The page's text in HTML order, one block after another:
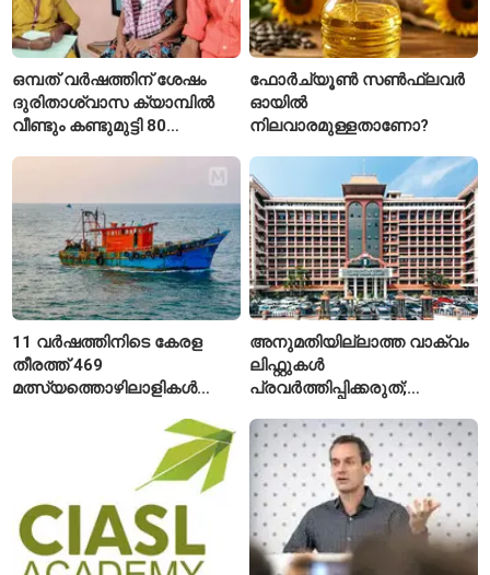
ഒമ്പത് വർഷത്തിന് ശേഷം
ദുരിതാശ്വാസ ക്യാമ്പിൽ
വീണ്ടും കണ്ടുമുട്ടി 80
ഫോർച്യൂൺ സൺഫ്ലവർ
ഓയിൽ
നിലവാരമുള്ളതാണോ?
11 വർഷത്തിനിടെ കേരള
തീരത്ത് 469
മത്സ്യത്തൊഴിലാളികൾ
കാണാതായി, 47,773 പേരെ
അനുമതിയില്ലാത്ത വാക്വം
ലിഫ്റ്റുകൾ
പ്രവർത്തിപ്പിക്കരുത്;
അനുമതിയില്ലാത്ത
ലിഫ്റ്റുകൾക്ക്
ഹൈക്കോടതിയുടെ വിലക്ക്